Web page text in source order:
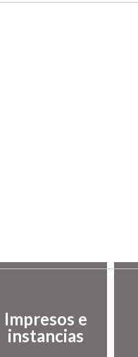
Impresos e
instancias